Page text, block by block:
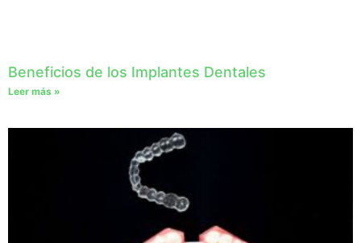
Beneficios de los Implantes Dentales
Leer más »